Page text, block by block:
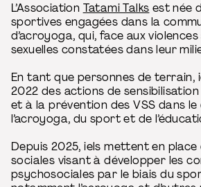
L’Association Tatami Talks est née
sportives engagées dans la
d’acroyoga, qui, face aux
sexuelles constatées dans leur
En tant que personnes de terrain,
2022 des actions de
et à la prévention des VSS dans
l’acroyoga, du sport et de
Depuis 2025, iels mettent en
sociales visant à développer les
psychosociales par le biais du